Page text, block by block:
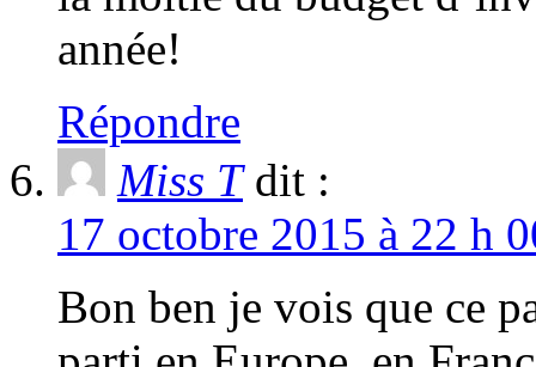
année!
Répondre
Miss T dit :
17 octobre 2015 à 22 h
Bon ben je vois que ce